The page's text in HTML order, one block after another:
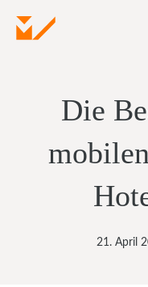
Inhalt
Die
21. April